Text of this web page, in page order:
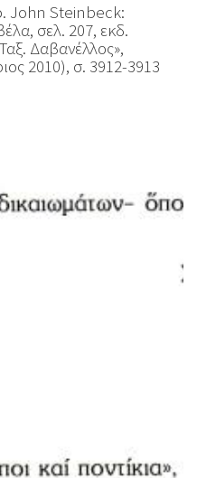
John Steinbeck:
σελ. 207, εκδ.
Δαβανέλλος»,
2010), σ. 3912-3913